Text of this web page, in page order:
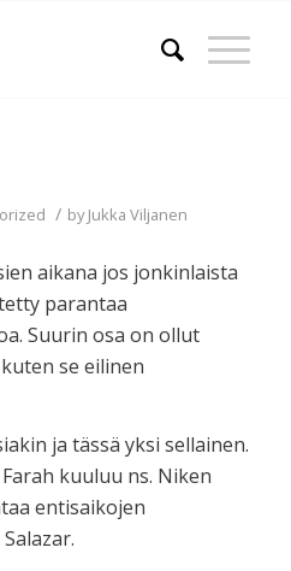
/ byJukka Viljanen
aikana jos jonkinlaista
parantaa
Suurin osa on ollut
se eilinen
ja tässä yksi sellainen.
kuuluu ns. Niken
entisaikojen